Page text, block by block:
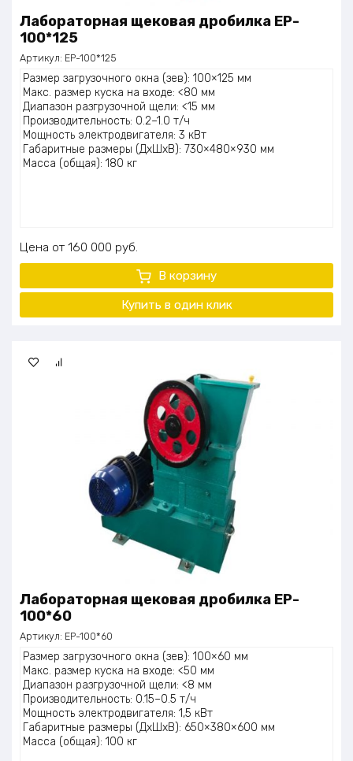
Лабораторная щековая дробилка EP-
100*125
Артикул: EP-100*125
Размер загрузочного окна (зев): 100×125 мм
Макс. размер куска на входе: <80 мм
Диапазон разгрузочной щели: <15 мм
Производительность: 0.2–1.0 т/ч
Мощность электродвигателя: 3 кВт
Габаритные размеры (ДхШхВ): 730×480×930 мм
Масса (общая): 180 кг
Цена 160 000 руб.
В корзину
Купить в один клик
Лабораторная щековая дробилка EP-
100*60
Артикул: EP-100*60
Размер загрузочного окна (зев): 100×60 мм
Макс. размер куска на входе: <50 мм
Диапазон разгрузочной щели: <8 мм
Производительность: 0.15–0.5 т/ч
Мощность электродвигателя: 1,5 кВт
Габаритные размеры (ДхШхВ): 650×380×600 мм
Масса (общая): 100 кг